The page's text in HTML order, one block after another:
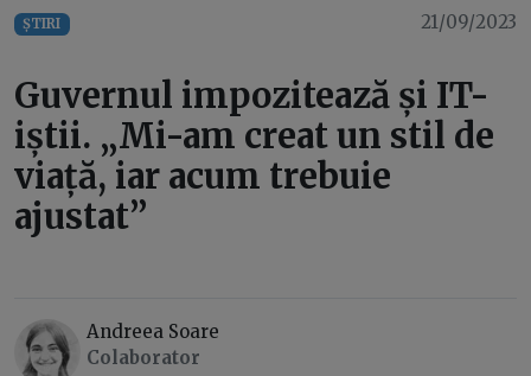
ȘTIRI 21/09/2023
Guvernul impozitează și IT-
iștii. „Mi-am creat un stil de
viață, iar acum trebuie
ajustat”
Andreea Soare
Colaborator